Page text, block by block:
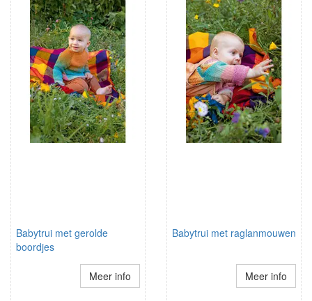
Babytrui met gerolde
boordjes
Meer info
Babytrui met raglanmouwen
Meer info